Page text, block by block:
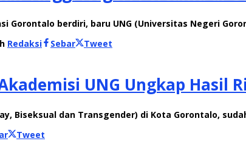
Gorontalo berdiri, baru UNG (Universitas Negeri
Redaksi Sebar Tweet
UNG Ungkap Hasil
Biseksual dan Transgender) di Kota Gorontalo,
Tweet